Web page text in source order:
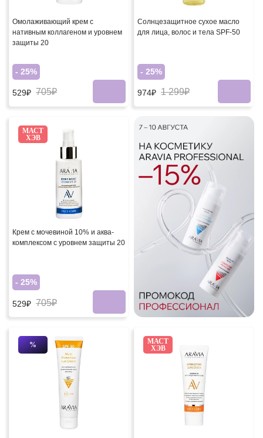
Омолаживающий крем с
нативным коллагеном и уровнем
защиты 20
- 25%
529₽ 705₽
Солнцезащитное сухое масло
для лица, волос и тела SPF-50
- 25%
974₽ 1 299₽
МАСТ
ХЭВ
Крем с мочевиной 10% и аква-
комплексом с уровнем защиты 20
- 25%
529₽ 705₽
%
МАСТ
ХЭВ